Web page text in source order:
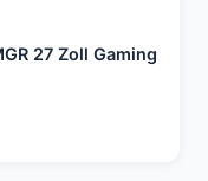
27 Zoll Gaming